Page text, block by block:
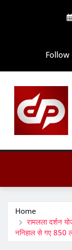
Follow
Home
रामलला दर्शन
ननिहाल से गए 850